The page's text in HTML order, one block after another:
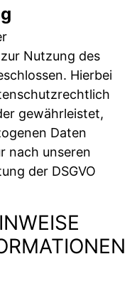
Nutzung des
Hierbei
gewährleistet,
Daten
nach unseren
der DSGVO